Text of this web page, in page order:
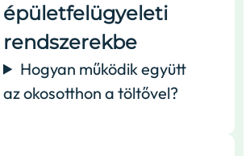
épületfelügyeleti
rendszerekbe
Hogyan működik együtt
az okosotthon a töltővel?